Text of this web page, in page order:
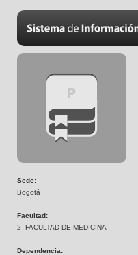
Sede:
Bogotá
Facultad:
2- FACULTAD DE MEDICINA
Dependencia: